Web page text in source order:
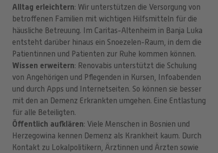
Alltag erleichtern: Wir unterstützen die Versorgung von
betroffenen Familien mit wichtigen Hilfsmitteln für die
häusliche Betreuung. Im Caritas-Altenheim in Banja Luka
entsteht darüber hinaus ein Snoezelen-Raum, in dem die
Patientinnen und Patienten zur Ruhe kommen können.
Wissen erweitern: Renovabis unterstützt die Schulung
von Angehörigen und Pflegenden in Kursen, Infoabenden
und durch Apps und Internetseiten. So können sie besser
mit den an Demenz Erkrankten umgehen. Eine Entlastung
für alle Beteiligten.
Öffentlich aufklären: Viele Menschen in Bosnien und
Herzegowina kennen Demenz als Krankheit kaum. Durch
Kontakt zu Lokalpolitikern, Ärztinnen und Ärzten sowie